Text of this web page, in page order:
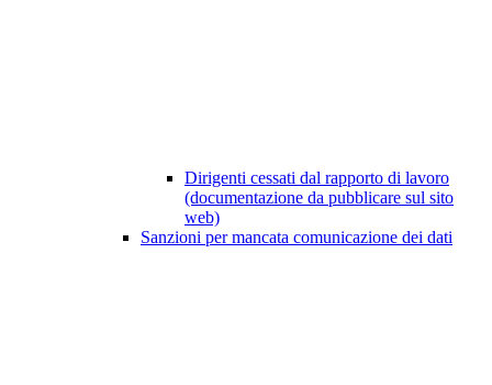
Dirigenti cessati dal rapporto di lavoro
(documentazione da pubblicare sul sito
web)
Sanzioni per mancata comunicazione dei dati